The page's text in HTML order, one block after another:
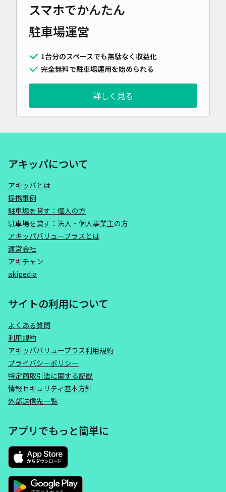
スマホでかんたん
駐車場運営
1台分のスペースでも無駄なく収益化
完全無料で駐車場運用を始められる
詳しく見る
アキッパについて
アキッパとは
提携事例
駐車場を貸す：個人の方
駐車場を貸す：法人・個人事業主の方
アキッパバリュープラスとは
運営会社
アキチャン
akipedia
サイトの利用について
よくある質問
利用規約
アキッパバリュープラス利用規約
プライバシーポリシー
特定商取引法に関する記載
情報セキュリティ基本方針
外部送信先一覧
アプリでもっと簡単に